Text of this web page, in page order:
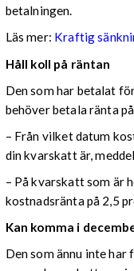
betalningen.
Läs mer: Kraftig
Håll koll på räntan
Den som har betalat
behöver betala ränta
– Från vilket datum
din kvarskatt är,
– På kvarskatt som är
kostnadsränta på 2,5
Kan komma i
Den som ännu inte